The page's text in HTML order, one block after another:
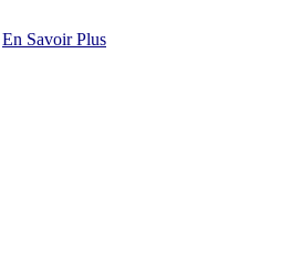
En Savoir Plus